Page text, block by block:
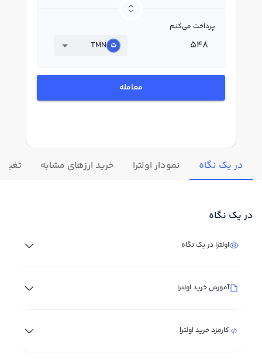
پرداخت می‌کنم
TMN
معامله
در یک نگاه نمودار اولترا خرید ارزهای مشابه
در یک نگاه
اولترا در یک نگاه
آموزش خرید اولترا
کارمزد خرید اولترا